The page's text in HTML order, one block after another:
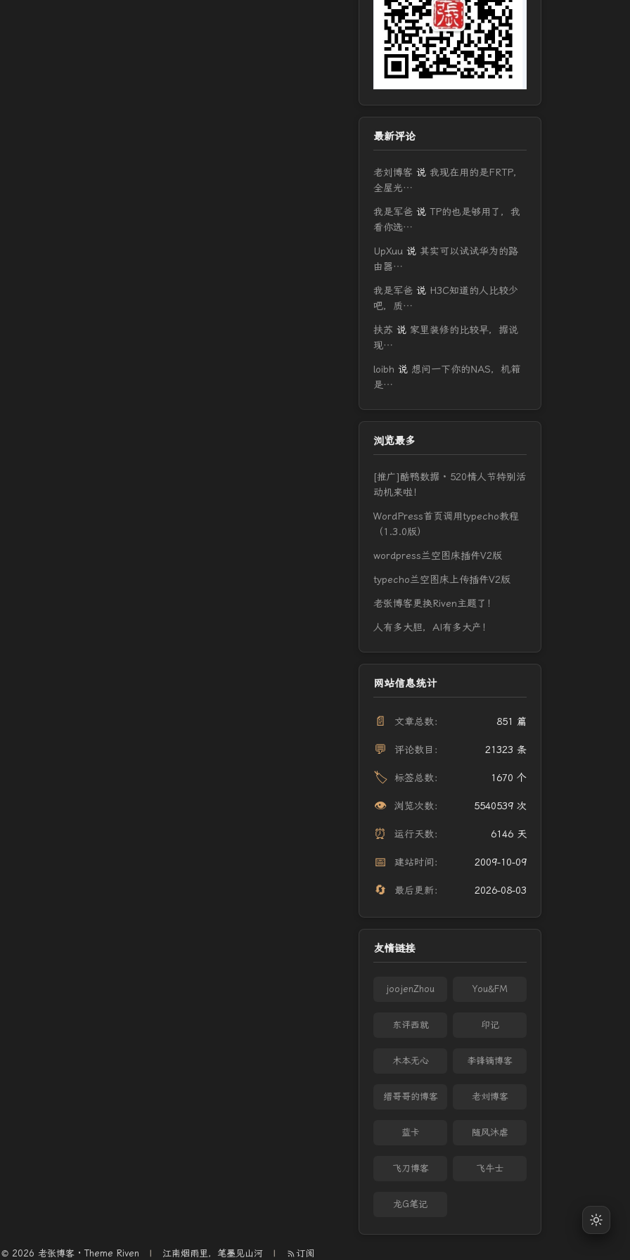
最新评论
老刘博客 说 我现在用的是FRTP，
全屋光…
我是军爸 说 TP的也是够用了，我
看你选…
UpXuu 说 其实可以试试华为的路
由器…
我是军爸 说 H3C知道的人比较少
吧，质…
扶苏 说 家里装修的比较早，据说
现…
loibh 说 想问一下你的NAS，机箱
是…
浏览最多
[推广]酷鸭数据 · 520情人节特别活
动机来啦！
WordPress首页调用typecho教程
（1.3.0版）
wordpress兰空图床插件V2版
typecho兰空图床上传插件V2版
老张博客更换Riven主题了！
人有多大胆，AI有多大产！
网站信息统计
📄 文章总数： 851 篇
💬 评论数目： 21323 条
🏷️ 标签总数： 1670 个
👁️ 浏览次数： 5540539 次
⏰ 运行天数： 6146 天
📅 建站时间： 2009-10-09
🔄 最后更新： 2026-08-03
友情链接
joojenZhou You&FM
东评西就 印记
木本无心 李锋镝博客
缙哥哥的博客 老刘博客
蓝卡 随风沐虐
飞刀博客 飞牛士
龙G笔记
© 2026 老张博客 · Theme Riven 江南烟雨里，笔墨见山河 订阅